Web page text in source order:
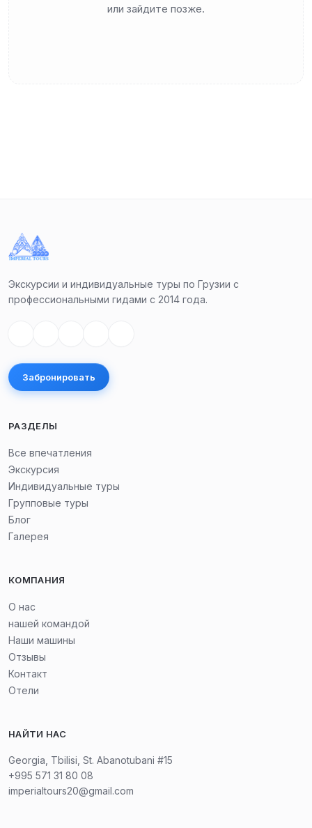
или зайдите позже.
Экскурсии и индивидуальные туры по Грузии с
профессиональными гидами с 2014 года.
Забронировать
РАЗДЕЛЫ
Все впечатления
Экскурсия
Индивидуальные туры
Групповые туры
Блог
Галерея
КОМПАНИЯ
О нас
нашей командой
Наши машины
Отзывы
Контакт
Отели
НАЙТИ НАС
Georgia, Tbilisi, St. Abanotubani #15
+995 571 31 80 08
imperialtours20@gmail.com